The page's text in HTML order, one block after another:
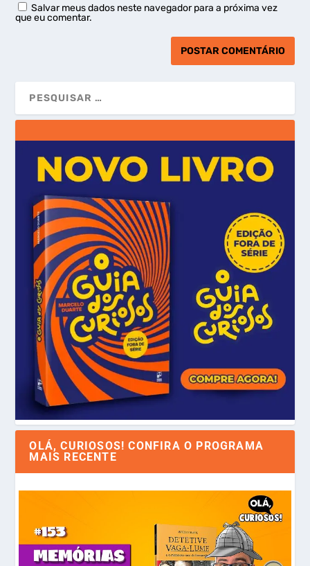
Salvar meus dados neste navegador para a próxima vez
que eu comentar.
OLÁ, CURIOSOS! CONFIRA O PROGRAMA
MAIS RECENTE